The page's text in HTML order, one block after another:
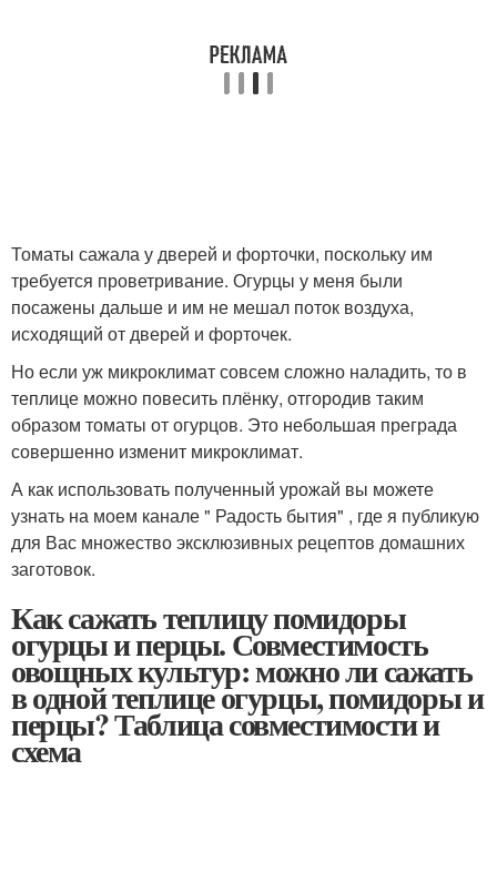
Томаты сажала у дверей и форточки, поскольку им
требуется проветривание. Огурцы у меня были
посажены дальше и им не мешал поток воздуха,
исходящий от дверей и форточек.
Но если уж микроклимат совсем сложно наладить, то в
теплице можно повесить плёнку, отгородив таким
образом томаты от огурцов. Это небольшая преграда
совершенно изменит микроклимат.
А как использовать полученный урожай вы можете
узнать на моем канале " Радость бытия" , где я публикую
для Вас множество эксклюзивных рецептов домашних
заготовок.
Как сажать теплицу помидоры
огурцы и перцы. Совместимость
овощных культур: можно ли сажать
в одной теплице огурцы, помидоры и
перцы? Таблица совместимости и
схема